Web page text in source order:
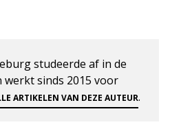
studeerde af in de
werkt sinds 2015 voor
ARTIKELEN VAN DEZE AUTEUR.